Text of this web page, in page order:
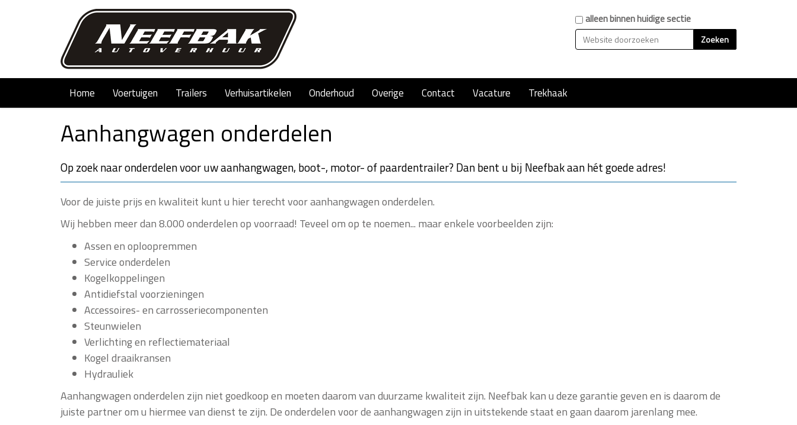
Zoekalleen binnen huidige sectie
Home Voertuigen Trailers Verhuisartikelen Onderhoud Overige Contact Vacature Trekhaak
Aanhangwagen onderdelen
Op zoek naar onderdelen voor uw aanhangwagen, boot-, motor- of paardentrailer? Dan bent u bij Neefbak aan hét goede adres!
Voor de juiste prijs en kwaliteit kunt u hier terecht voor aanhangwagen onderdelen.
Wij hebben meer dan 8.000 onderdelen op voorraad! Teveel om op te noemen... maar enkele voorbeelden zijn:
Assen en oploopremmen
Service onderdelen
Kogelkoppelingen
Antidiefstal voorzieningen
Accessoires- en carrosseriecomponenten
Steunwielen
Verlichting en reflectiemateriaal
Kogel draaikransen
Hydrauliek
Aanhangwagen onderdelen zijn niet goedkoop en moeten daarom van duurzame kwaliteit zijn. Neefbak kan u deze garantie geven en is daarom de
juiste partner om u hiermee van dienst te zijn. De onderdelen voor de aanhangwagen zijn in uitstekende staat en gaan daarom jarenlang mee.